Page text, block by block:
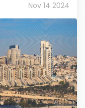
Nov 14 2024